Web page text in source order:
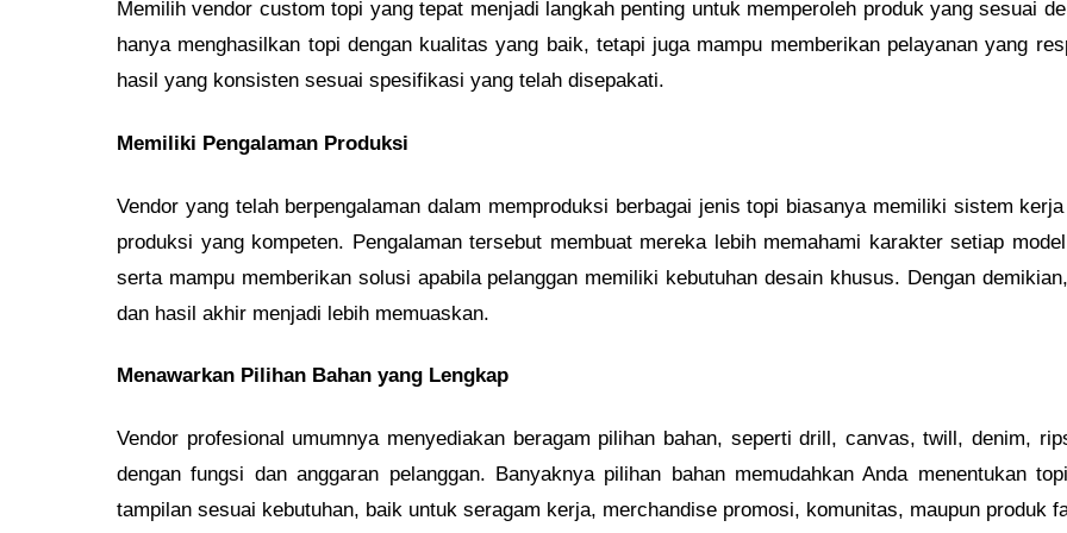
Memilih vendor custom topi yang tepat menjadi langkah penting untuk memperoleh produk yang sesuai
hanya menghasilkan topi dengan kualitas yang baik, tetapi juga mampu memberikan pelayanan yang
hasil yang konsisten sesuai spesifikasi yang telah disepakati.
Memiliki Pengalaman Produksi
Vendor yang telah berpengalaman dalam memproduksi berbagai jenis topi biasanya memiliki sistem
produksi yang kompeten. Pengalaman tersebut membuat mereka lebih memahami karakter setiap
serta mampu memberikan solusi apabila pelanggan memiliki kebutuhan desain khusus. Dengan
dan hasil akhir menjadi lebih memuaskan.
Menawarkan Pilihan Bahan yang Lengkap
Vendor profesional umumnya menyediakan beragam pilihan bahan, seperti drill, canvas, twill, denim,
dengan fungsi dan anggaran pelanggan. Banyaknya pilihan bahan memudahkan Anda menentukan
tampilan sesuai kebutuhan, baik untuk seragam kerja, merchandise promosi, komunitas, maupun produk